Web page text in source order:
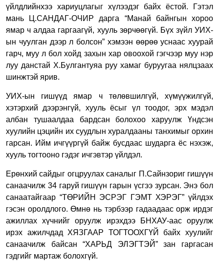
үйлдлийнхээ хариуцлагыг хүлээдэг байх ёстой. Гэтэл
мань Ц.САНДАГ-ОЧИР дарга “Манай байнгын хороо
ямар ч алдаа гаргаагүй, хууль зөрчөөгүй. Бүх зүйл УИХ-
ын чуулган дээр л болсон” хэмээн өөрөө уснаас хуурай
гарч, муу л бол хойд захын хар овоохой гэгчээр муу нэр
луу данстай Х.Булгантуяа руу хамаг буруугаа нялцзаах
шинжтэй ярив.
УИХ-ын гишүүд ямар ч төлөвшилгүй, хүмүүжилгүй,
хэтэрхий дээрэнгүй, хууль ёсыг үл тоодог, эрх мэдэл
албан тушаалдаа бардсан болохоо харуулж Үндсэн
хуулийн цэцийн их суудлын хуралдааны танхимыг орхин
гарсан. Ийм ичгүүргүй байж бусдаас шударга ёс нэхэж,
хууль тогтооно гэдэг ичгэвтэр үйлдэл.
Ерөнхий сайдыг огцруулах саналыг П.Сайнзориг гишүүн
санаачилж 34 гаруй гишүүн гарын үсгээ зурсан. Энэ бол
санаатайгаар “ТӨРИЙН ЭСРЭГ ГЭМТ ХЭРЭГ” үйлдэх
гэсэн оролдлого. Өмнө нь тэрбээр гадаадаас орж ирдэг
ажиллах хүчнийг оруулж ирэхдээ БНХАУ-аас оруулж
ирэх ажилчдад ХЯЗГААР ТОГТООХГҮЙ байх хуулийг
санаачилж байсан “ХАРЬД ЭЛЭГТЭЙ” зан гаргасан
гэдгийг мартаж болохгүй.